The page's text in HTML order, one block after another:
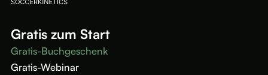
Gratis zum Start
Gratis-Buchgeschenk
Gratis-Webinar